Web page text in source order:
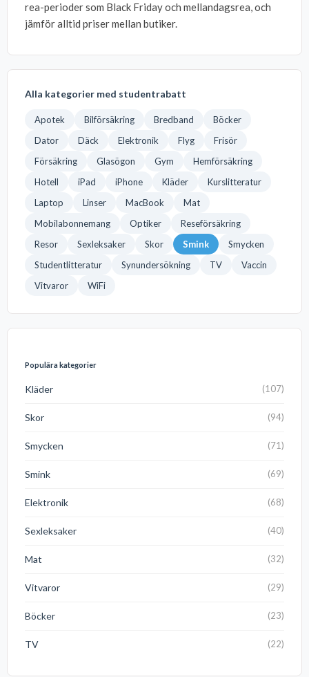
rea-perioder som Black Friday och mellandagsrea, och
jämför alltid priser mellan butiker.
Alla kategorier med studentrabatt
Apotek Bilförsäkring Bredband
Böcker
Dator
Däck Elektronik Flyg
Frisör
Försäkring
Glasögon Gym
Hemförsäkring
Hotell
iPad iPhone Kläder
Kurslitteratur
Laptop
Linser MacBook
Mat
Mobilabonnemang
Optiker
Reseförsäkring
Resor
Sexleksaker Skor Smink
Smycken
Studentlitteratur
Synundersökning TV
Vaccin
Vitvaror
WiFi
Populära kategorier
Kläder (107)
Skor (94)
Smycken (71)
Smink (69)
Elektronik (68)
Sexleksaker (40)
Mat (32)
Vitvaror (29)
Böcker (23)
TV (22)